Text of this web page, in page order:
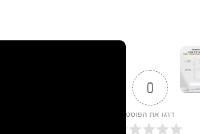
0
דרגו את הפוסט